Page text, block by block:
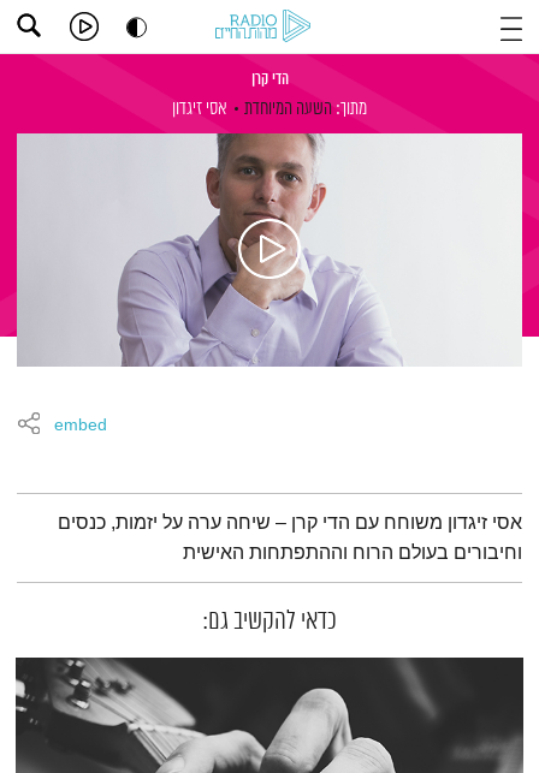
הדי קרן
מתוך: השעה המיוחדת אסי זיגדון
embed
תמצית הפודקאסט
אסי זיגדון משוחח עם הדי קרן – שיחה ערה על יזמות, כנסים
וחיבורים בעולם הרוח וההתפתחות האישית
כדאי להקשיב גם: